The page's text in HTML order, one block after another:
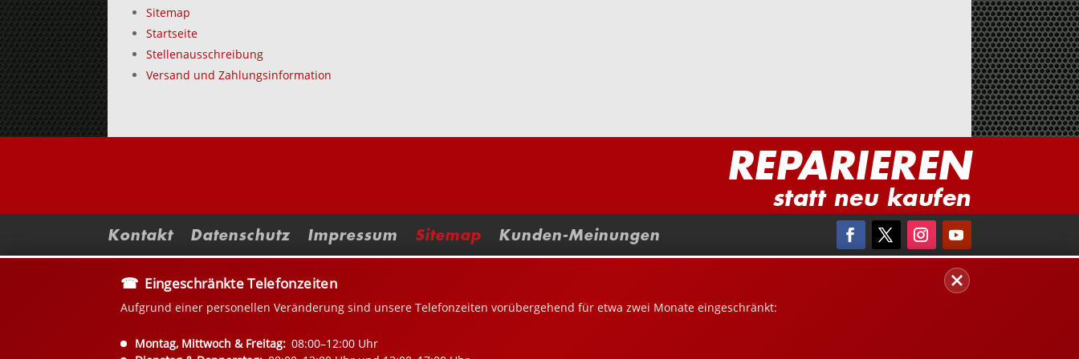
Sitemap
Startseite
Stellenausschreibung
Versand und Zahlungsinformation
REPARIEREN
statt neu kaufen
Kontakt Datenschutz Impressum Sitemap Kunden-Meinungen
Eingeschränkte Telefonzeiten
Aufgrund einer personellen Veränderung sind unsere Telefonzeiten vorübergehend für etwa zwei Monate eingeschränkt:
Montag, Mittwoch & Freitag: 08:00–12:00 Uhr